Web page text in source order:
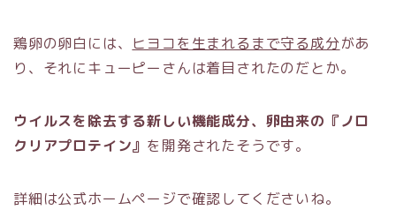
鶏卵の卵白には、 ヒヨコを生まれるまで守る成分があ
り、それにキューピーさんは着目されたのだとか。
ウイルスを除去する新しい機能成分、卵由来の『ノロ
クリアプロテイン』 を開発されたそうです。
詳細は公式ホームページで確認してくださいね。